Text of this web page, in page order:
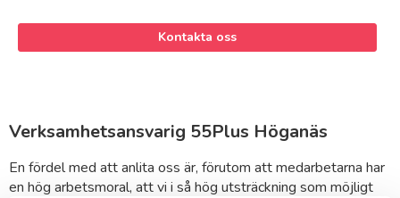
Kontakta oss
Verksamhetsansvarig 55Plus Höganäs
En fördel med att anlita oss är, förutom att medarbetarna har
en hög arbetsmoral, att vi i så hög utsträckning som möjligt